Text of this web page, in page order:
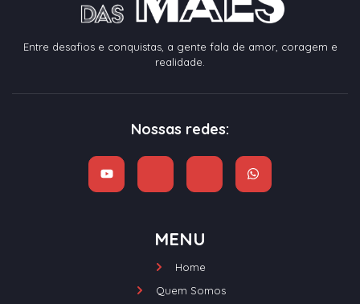
Entre desafios e conquistas, a gente fala de amor, coragem e
realidade.
Nossas redes:
MENU
Home
Quem Somos